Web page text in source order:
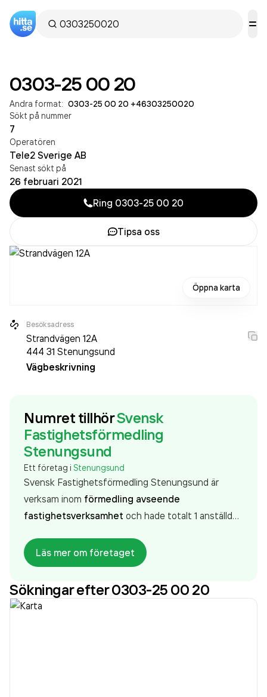
0303-25 00 20
Andra format: 0303-25 00 20 +46303250020
Sökt på nummer
7
Operatören
Tele2 Sverige AB
Senast sökt på
26 februari 2021
Ring 0303-25 00 20
Tipsa oss
Öppna karta
Besöksadress
Strandvägen 12A
444 31 Stenungsund
Vägbeskrivning
Numret tillhörSvensk
Fastighetsförmedling
Stenungsund
Ett företag i Stenungsund
Svensk Fastighetsförmedling Stenungsund är
verksam inom förmedling avseende
fastighetsverksamhet och hade totalt 1 anställd
innan. Bolaget är ett aktiebolag som varit aktivt
sedan 2000. Svensk Fastighetsförmedling
Stenungsund
omsatte 389 000,00 kr senaste
räkenskapsåret (2025).
Läs mer om företaget
Sökningar efter 0303-25 00 20